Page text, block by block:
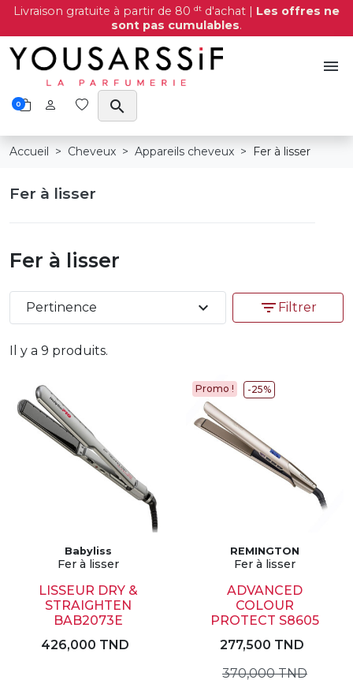
Livraison gratuite à partir de 80 dt d'achat | Les offres ne
sont pas cumulables.
menu
0 search
Accueil Cheveux Appareils cheveux Fer à lisser
Fer à lisser
Fer à lisser
Il y a 9 produits.
Pertinence expand_more filter_list Filtrer
Babyliss
Fer à lisser
LISSEUR DRY &
STRAIGHTEN
BAB2073E
426,000 TND
Promo ! -25%
REMINGTON
Fer à lisser
ADVANCED
COLOUR
PROTECT S8605
277,500 TND
370,000 TND